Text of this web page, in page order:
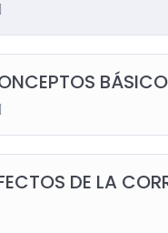
DE LA